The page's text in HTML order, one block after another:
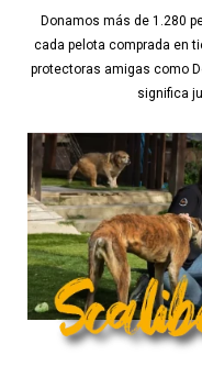
Donamos más de 1.280
cada pelota comprada en
protectoras amigas como
significa